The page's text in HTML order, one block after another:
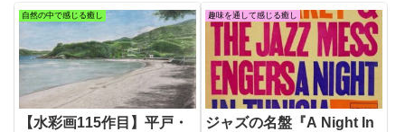
自然の中で感じる癒し
【水彩画115作目】平戸・
趣味を通して感じる癒し
ジャズの名盤『A Night In